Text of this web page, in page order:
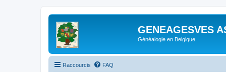
GENEAGESVES
Généalogie en Belgique
Raccourcis FAQ